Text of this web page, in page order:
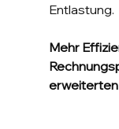
Entlastung.
Mehr
erweiterten